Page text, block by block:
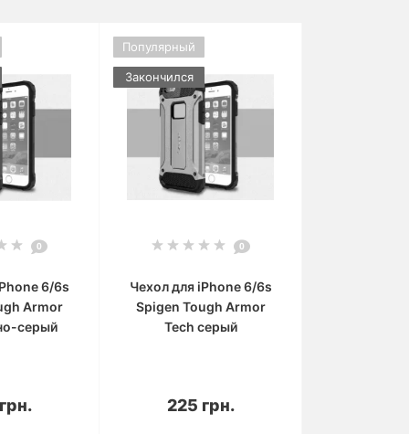
0
6/6s
Armor
серый
Популярный
Закончился
0
Чехол для iPhone 6/6s
Spigen Tough Armor
Tech серый
225 грн.
В корзину